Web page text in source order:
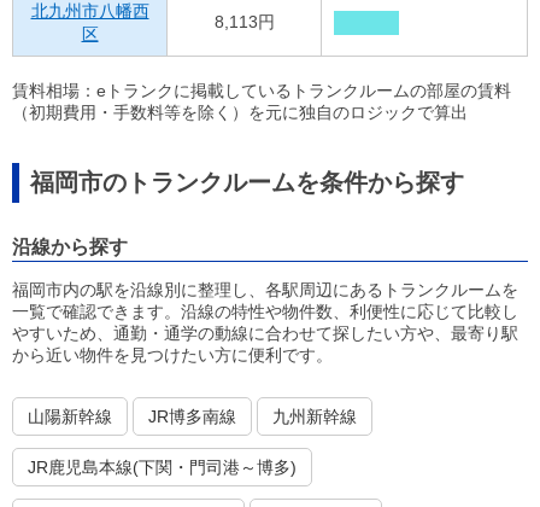
北九州市八幡西
区
8,113円
賃料相場：eトランクに掲載しているトランクルームの部屋の賃料
（初期費用・手数料等を除く）を元に独自のロジックで算出
福岡市のトランクルームを条件から探す
沿線から探す
福岡市内の駅を沿線別に整理し、各駅周辺にあるトランクルームを
一覧で確認できます。沿線の特性や物件数、利便性に応じて比較し
やすいため、通勤・通学の動線に合わせて探したい方や、最寄り駅
から近い物件を見つけたい方に便利です。
山陽新幹線 JR博多南線 九州新幹線
JR鹿児島本線(下関・門司港～博多)